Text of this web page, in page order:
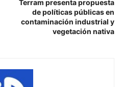
Terram presenta propuesta
de políticas públicas en
contaminación industrial y
vegetación nativa